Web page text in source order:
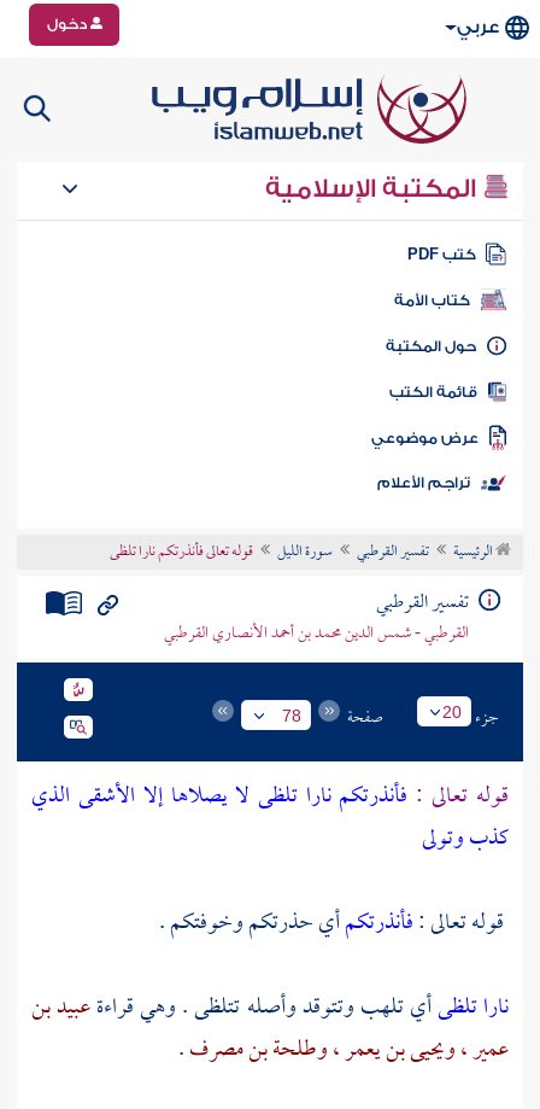
عربي دخول
المكتبة الإسلامية
كتب PDF
كتاب الأمة
المكتبة
الكتب
موضوعي
تراجم الأعلام
الرئيسية تفسير القرطبي سورة الليل قوله تعالى فأنذرتكم نارا تلظى
تفسير القرطبي
القرطبي - شمس الدين محمد بن أحمد الأنصاري القرطبي
جزء 20 صفحة 78
قوله تعالى : فأنذرتكم نارا تلظى لا يصلاها إلا الأشقى الذي
كذب وتولى
قوله تعالى :فأنذرتكمأي حذرتكم وخوفتكم .
نارا تلظىأي تلهب وتتوقد وأصله تتلظى . وهي قراءةعبيد بن
عمير ،ويحيى بن يعمر ،وطلحة بن مصرف.